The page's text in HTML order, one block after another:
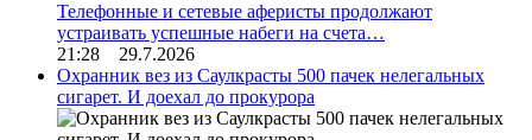
Телефонные и сетевые аферисты продолжают
устраивать успешные набеги на счета…
21:28 29.7.2026
Охранник вез из Саулкрасты 500 пачек нелегальных
сигарет. И доехал до прокурора